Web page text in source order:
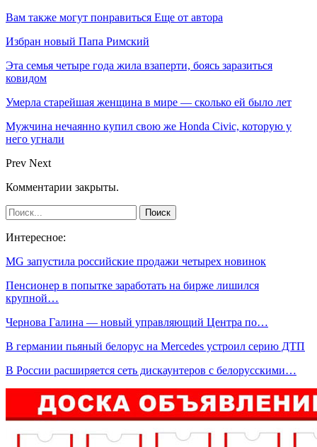
Вам также могут понравиться Еще от автора
Избран новый Папа Римский
Эта семья четыре года жила взаперти, боясь заразиться
ковидом
Умерла старейшая женщина в мире — сколько ей было лет
Мужчина нечаянно купил свою же Honda Civic, которую у
него угнали
Prev Next
Комментарии закрыты.
Интересное:
MG запустила российские продажи четырех новинок
Пенсионер в попытке заработать на бирже лишился
крупной…
Чернова Галина — новый управляющий Центра по…
В германии пьяный белорус на Mercedes устроил серию ДТП
В России расширяется сеть дискаунтеров с белорусскими…